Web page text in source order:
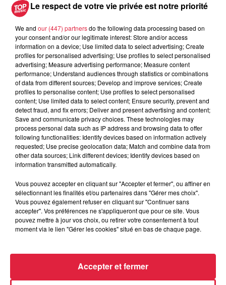
À découvrir également
À Hoerdt, de l’eau brune sort des robinets
Depuis plusieurs jours, des habitants de Hoerdt ont vu de
Le respect de votre vie privée est notre priorité
We and our (447) partnersdo the following data processing based on
your consent and/or our legitimate interest: Store and/or access
information on a device; Use limited data to select advertising; Create
profiles for personalised advertising; Use profiles to select personalised
advertising; Measure advertising performance; Measure content
performance; Understand audiences through statistics or combinations
of data from different sources; Develop and improve services; Create
profiles to personalise content; Use profiles to select personalised
content; Use limited data to select content; Ensure security, prevent and
detect fraud, and fix errors; Deliver and present advertising and content;
Save and communicate privacy choices. These technologies may
process personal data such as IP address and browsing data to offer
following functionalities: Identify devices based on information actively
requested; Use precise geolocation data; Match and combine data from
other data sources; Link different devices; Identify devices based on
information transmitted automatically.
Vous pouvez accepter en cliquant sur "Accepter et fermer", ou affiner en
sélectionnant les finalités et/ou partenaires dans "Gérer mes choix".
Vous pouvez également refuser en cliquant sur "Continuer sans
accepter". Vos préférences ne s'appliqueront que pour ce site. Vous
pouvez mettre à jour vos choix, ou retirer votre consentement à tout
moment via le lien "Gérer les cookies" situé en bas de chaque page.
Accepter et fermer